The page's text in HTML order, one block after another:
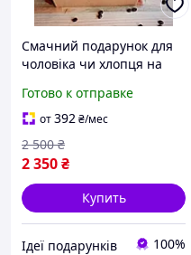
Смачний подарунок для
чоловіка чи хлопця на
Готово к отправке
от392₴/мес
2 350₴
2 500 ₴
Купить
Ідеї подарунків 100%